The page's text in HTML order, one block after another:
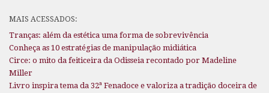
MAIS ACESSADOS:
Tranças: além da estética uma forma de sobrevivência
Conheça as 10 estratégias de manipulação midiática
Circe: o mito da feiticeira da Odisseia recontado por Madeline
Miller
Livro inspira tema da 32ª Fenadoce e valoriza a tradição doceira de